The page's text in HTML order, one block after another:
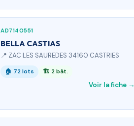
AD7140551
BELLA CASTIAS
📍 ZAC LES SAUREDES 34160 CASTRIES
🏠 72 lots 🏗 2 bât.
Voir la fiche →